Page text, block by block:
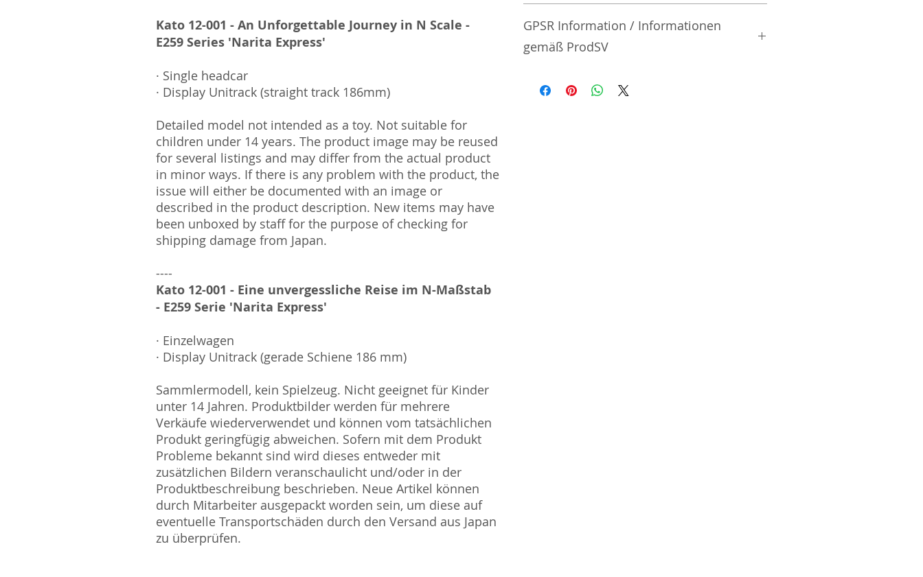
Kato 12-001 - An Unforgettable Journey in N Scale -
E259 Series 'Narita Express'
· Single headcar
· Display Unitrack (straight track 186mm)
Detailed model not intended as a toy. Not suitable for
children under 14 years. The product image may be reused
for several listings and may differ from the actual product
in minor ways. If there is any problem with the product, the
issue will either be documented with an image or
described in the product description. New items may have
been unboxed by staff for the purpose of checking for
shipping damage from Japan.
----
Kato 12-001 - Eine unvergessliche Reise im N-Maßstab
- E259 Serie 'Narita Express'
· Einzelwagen
· Display Unitrack (gerade Schiene 186 mm)
Sammlermodell, kein Spielzeug. Nicht geeignet für Kinder
unter 14 Jahren. Produktbilder werden für mehrere
Verkäufe wiederverwendet und können vom tatsächlichen
Produkt geringfügig abweichen. Sofern mit dem Produkt
Probleme bekannt sind wird dieses entweder mit
zusätzlichen Bildern veranschaulicht und/oder in der
Produktbeschreibung beschrieben. Neue Artikel können
durch Mitarbeiter ausgepackt worden sein, um diese auf
eventuelle Transportschäden durch den Versand aus Japan
zu überprüfen.
GPSR Information / Informationen
gemäß ProdSV
Manufacturer / Hersteller: